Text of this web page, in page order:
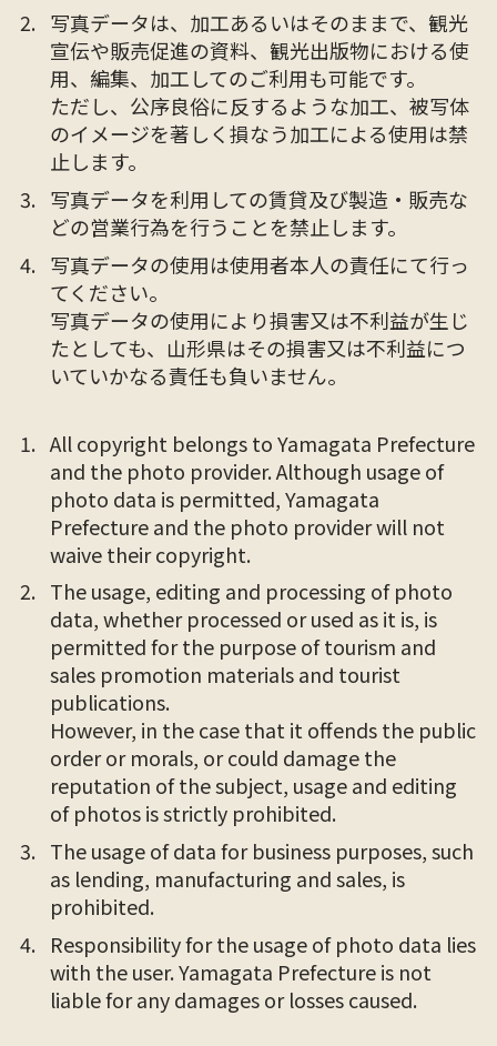
写真データは、加工あるいはそのままで、観光
宣伝や販売促進の資料、観光出版物における使
用、編集、加工してのご利用も可能です。
ただし、公序良俗に反するような加工、被写体
のイメージを著しく損なう加工による使用は禁
止します。
写真データを利用しての賃貸及び製造・販売な
どの営業行為を行うことを禁止します。
写真データの使用は使用者本人の責任にて行っ
てください。
写真データの使用により損害又は不利益が生じ
たとしても、山形県はその損害又は不利益につ
いていかなる責任も負いません。
All copyright belongs to Yamagata Prefecture
and the photo provider. Although usage of
photo data is permitted, Yamagata
Prefecture and the photo provider will not
waive their copyright.
The usage, editing and processing of photo
data, whether processed or used as it is, is
permitted for the purpose of tourism and
sales promotion materials and tourist
publications.
However, in the case that it offends the public
order or morals, or could damage the
reputation of the subject, usage and editing
of photos is strictly prohibited.
The usage of data for business purposes, such
as lending, manufacturing and sales, is
prohibited.
Responsibility for the usage of photo data lies
with the user. Yamagata Prefecture is not
liable for any damages or losses caused.